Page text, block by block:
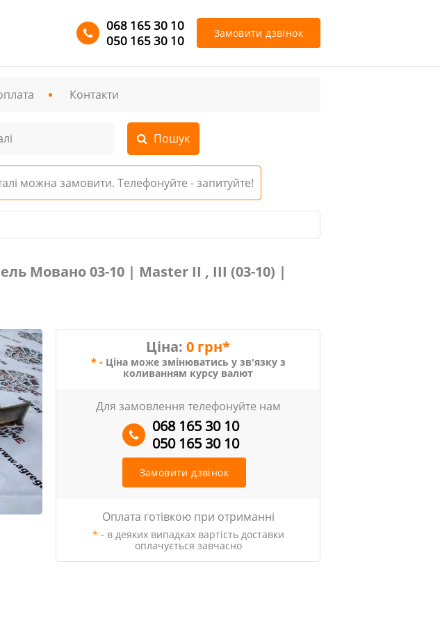
068 165 30 10
050 165 30 10
Замовити дзвінок
Контакти
можна замовити. Телефонуйте - запитуйте!
Мовано 03-10 | Master II , III (03-10) |
Ціна: 0 грн*
* - Ціна може змінюватись у зв'язку з
коливанням курсу валют
Для замовлення телефонуйте нам
068 165 30 10
050 165 30 10
Замовити дзвінок
Оплата готівкою при отриманні
* - в деяких випадках вартість доставки
оплачується завчасно